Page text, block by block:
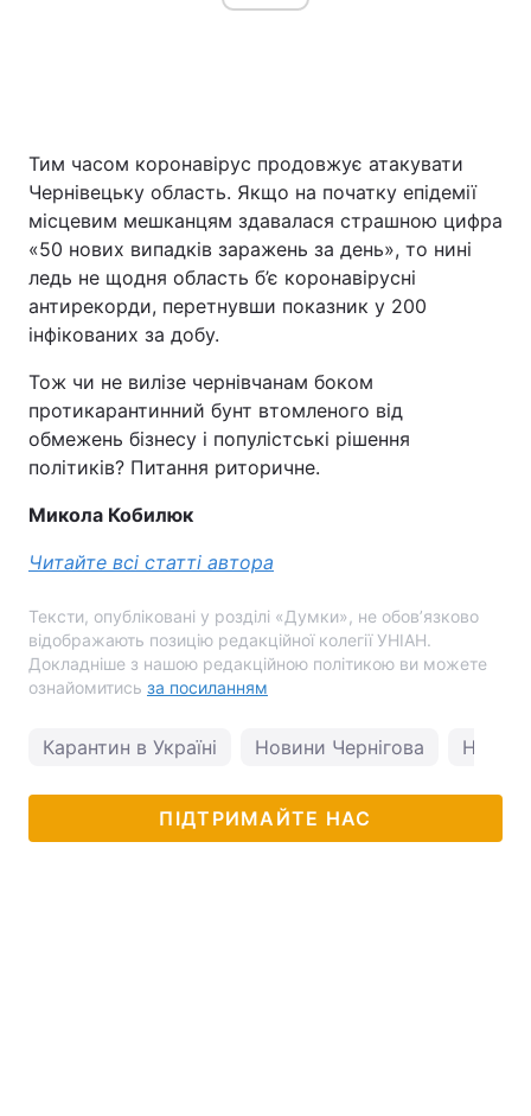
Тим часом коронавірус продовжує атакувати
Чернівецьку область. Якщо на початку епідемії
місцевим мешканцям здавалася страшною цифра
«50 нових випадків заражень за день», то нині
ледь не щодня область б’є коронавірусні
антирекорди, перетнувши показник у 200
інфікованих за добу.
Тож чи не вилізе чернівчанам боком
протикарантинний бунт втомленого від
обмежень бізнесу і популістські рішення
політиків? Питання риторичне.
Микола Кобилюк
Читайте всі статті автора
Тексти, опубліковані у розділі «Думки», не обов’язково
відображають позицію редакційної колегії УНІАН.
Докладніше з нашою редакційною політикою ви можете
ознайомитись за посиланням
Карантин в Україні Новини Чернігова
ПІДТРИМАЙТЕ НАС